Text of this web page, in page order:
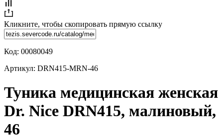
Кликните, чтобы скопировать прямую ссылку
Код: 00080049
Артикул: DRN415-MRN-46
Туника медицинская женская
Dr. Nice DRN415, малиновый,
46